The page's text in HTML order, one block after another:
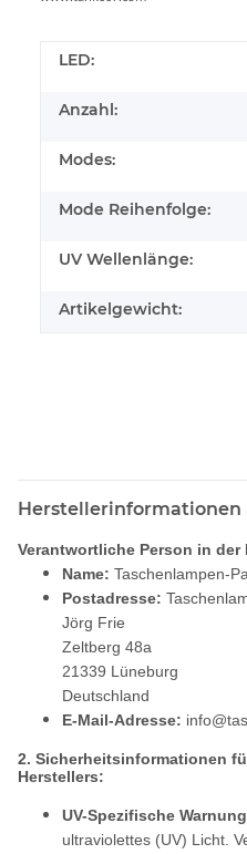
LED:
Anzahl:
Modes:
Mode Reihenfolge:
UV Wellenlänge:
Artikelgewicht:
Herstellerinformationen
Verantwortliche Person in der
Name: Taschenlampen-
Postadresse:
Jörg Frie
Zeltberg 48a
21339 Lüneburg
Deutschland
E-Mail-Adresse:
2. Sicherheitsinformationen
Herstellers:
UV-Spezifische
ultraviolettes (UV) Licht.